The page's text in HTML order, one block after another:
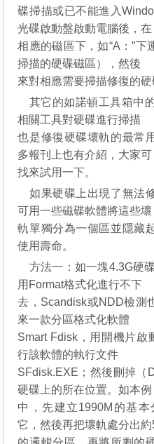
碟掃描或已不能進入
光碟啟動盤啟動電腦後，在
相應的磁區下，如“A：”
掃描的硬碟磁區），然後
來對相應需要掃描修復的硬
其它的如諾頓工具箱中
相關工具對硬碟進行掃描
也是修復硬碟壞軌的最常
多報刊上也有介紹，大家可
找來試用一下。
如果硬碟上出現了無法
可用一些磁碟軟體將這些壞
軌單獨分為一個區並隱藏
使用壽命。
方法一：如一塊4.3G硬
用Format格式化進行不下
去，Scandisk或NDD檢測
來一款分區格式化軟體
Smart Fdisk，用開機片
行該軟體的執行文件
SFdisk.EXE；然後刪掉（
硬碟上的所在位置。如本例
中，先建立1990M的基
它，然後再把壞軌處分出約